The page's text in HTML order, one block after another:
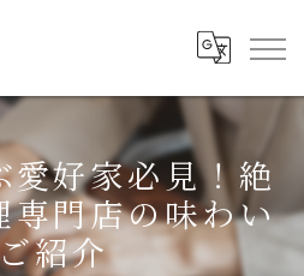
愛好家必見！絶
専門店の味わい
紹介